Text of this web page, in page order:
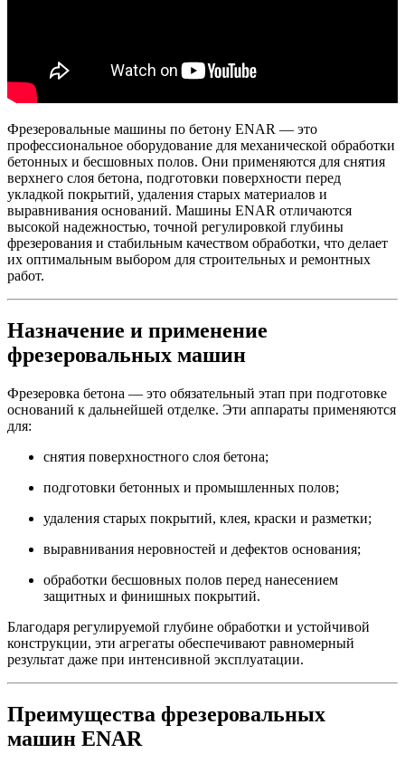
Фрезеровальные машины по бетону ENAR — это
профессиональное оборудование для механической обработки
бетонных и бесшовных полов. Они применяются для снятия
верхнего слоя бетона, подготовки поверхности перед
укладкой покрытий, удаления старых материалов и
выравнивания оснований. Машины ENAR отличаются
высокой надежностью, точной регулировкой глубины
фрезерования и стабильным качеством обработки, что делает
их оптимальным выбором для строительных и ремонтных
работ.
Назначение и применение
фрезеровальных машин
Фрезеровка бетона — это обязательный этап при подготовке
оснований к дальнейшей отделке. Эти аппараты применяются
для:
снятия поверхностного слоя бетона;
подготовки бетонных и промышленных полов;
удаления старых покрытий, клея, краски и разметки;
выравнивания неровностей и дефектов основания;
обработки бесшовных полов перед нанесением
защитных и финишных покрытий.
Благодаря регулируемой глубине обработки и устойчивой
конструкции, эти агрегаты обеспечивают равномерный
результат даже при интенсивной эксплуатации.
Преимущества фрезеровальных
машин ENAR